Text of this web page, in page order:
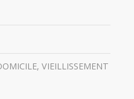
, VIEILLISSEMENT